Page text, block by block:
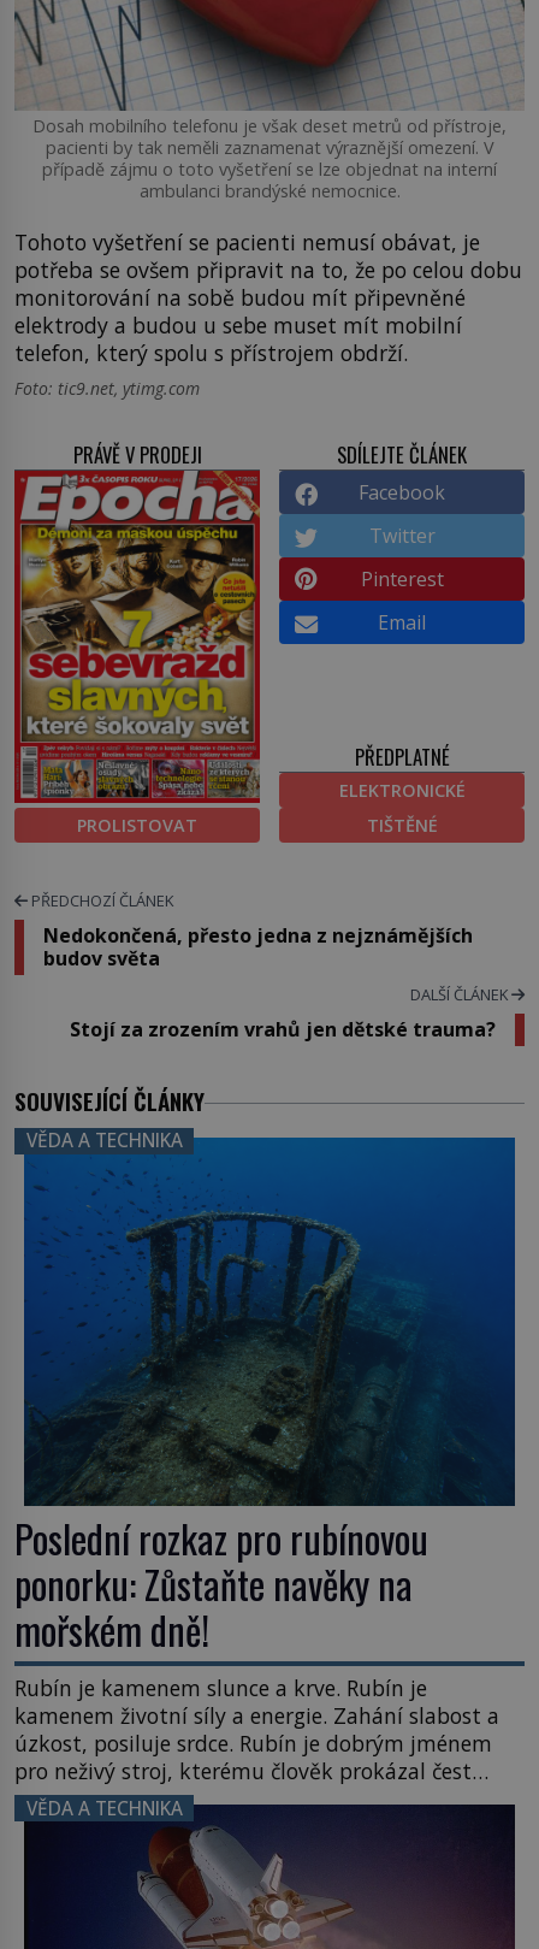
Dosah mobilního telefonu je však deset metrů od přístroje,
pacienti by tak neměli zaznamenat výraznější omezení. V
případě zájmu o toto vyšetření se lze objednat na interní
ambulanci brandýské nemocnice.
Tohoto vyšetření se pacienti nemusí obávat, je
potřeba se ovšem připravit na to, že po celou dobu
monitorování na sobě budou mít připevněné
elektrody a budou u sebe muset mít mobilní
telefon, který spolu s přístrojem obdrží.
Foto: tic9.net, ytimg.com
PRÁVĚ V PRODEJI
PROLISTOVAT
SDÍLEJTE ČLÁNEK
Facebook
Twitter
Pinterest
Email
PŘEDPLATNÉ
ELEKTRONICKÉ
TIŠTĚNÉ
PŘEDCHOZÍ ČLÁNEK
Nedokončená, přesto jedna z nejznámějších
budov světa
DALŠÍ ČLÁNEK
Stojí za zrozením vrahů jen dětské trauma?
SOUVISEJÍCÍ ČLÁNKY
VĚDA A TECHNIKA
Poslední rozkaz pro rubínovou
ponorku: Zůstaňte navěky na
mořském dně!
Rubín je kamenem slunce a krve. Rubín je
kamenem životní síly a energie. Zahání slabost a
úzkost, posiluje srdce. Rubín je dobrým jménem
pro neživý stroj, kterému člověk prokázal čest
nezmizet v tavicí peci a našel mu místo
k poslednímu odpočinku. Je druhá polovina 50. let
minulého století. Nálože spočítány, umístěny a
odpáleny. Trup ponorky nabírá vodu […]
VĚDA A TECHNIKA